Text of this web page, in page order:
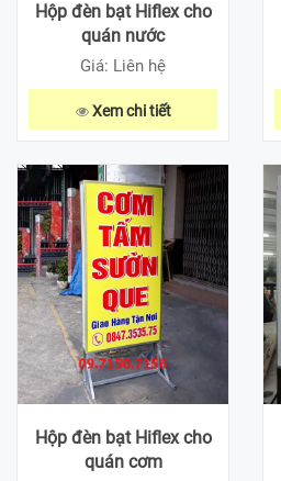
Hộp đèn bạt Hiflex cho
quán nước
Giá: Liên hệ
Xem chi tiết
Hộp đèn bạt Hiflex cho
quán cơm